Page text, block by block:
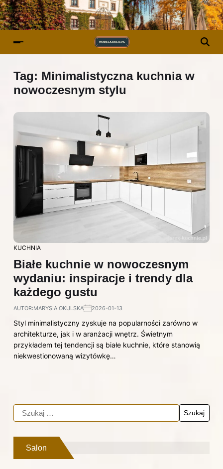
Tag: Minimalistyczna kuchnia w
nowoczesnym stylu
KUCHNIA
Białe kuchnie w nowoczesnym
wydaniu: inspiracje i trendy dla
każdego gustu
AUTOR:MARYSIA OKULSKA 2026-01-13
Styl minimalistyczny zyskuje na popularności zarówno w
architekturze, jak i w aranżacji wnętrz. Świetnym
przykładem tej tendencji są białe kuchnie, które stanowią
niekwestionowaną wizytówkę…
Salon